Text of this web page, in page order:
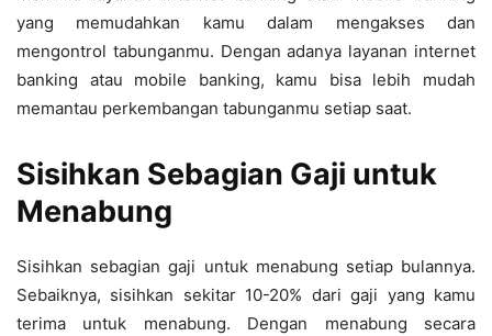
yang memudahkan kamu dalam mengakses dan
mengontrol tabunganmu. Dengan adanya layanan internet
banking atau mobile banking, kamu bisa lebih mudah
memantau perkembangan tabunganmu setiap saat.
Sisihkan Sebagian Gaji untuk
Menabung
Sisihkan sebagian gaji untuk menabung setiap bulannya.
Sebaiknya, sisihkan sekitar 10-20% dari gaji yang kamu
terima untuk menabung. Dengan menabung secara